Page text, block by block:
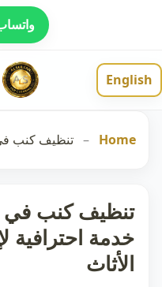
English
Home
– تنظيف كنب
تنظيف كنب
خدمة احترافية
الأثاث